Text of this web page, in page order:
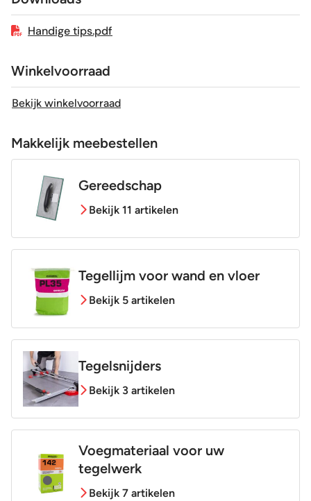
Handige tips.pdf
Winkelvoorraad
Bekijk winkelvoorraad
Makkelijk meebestellen
Gereedschap
Bekijk 11 artikelen
Tegellijm voor wand en vloer
Bekijk 5 artikelen
Tegelsnijders
Bekijk 3 artikelen
Voegmateriaal voor uw
tegelwerk
Bekijk 7 artikelen